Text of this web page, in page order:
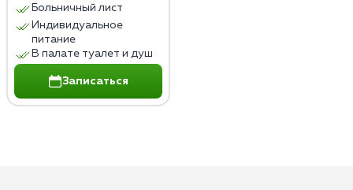
Больничный лист
Индивидуальное
питание
В палате туалет и душ
Записаться